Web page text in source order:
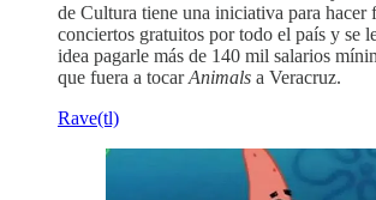
de Cultura tiene una iniciativa para hacer
conciertos gratuitos por todo el país y se
idea pagarle más de 140 mil salarios
que fuera a tocarAnimals a Veracruz.
Rave(tl)